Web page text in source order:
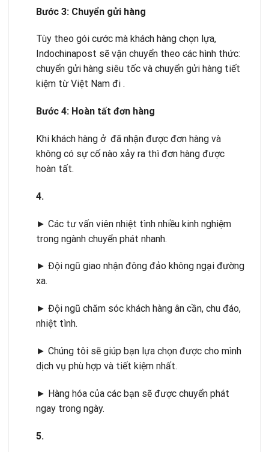
Bước 3: Chuyển gửi hàng
Tùy theo gói cước mà khách hàng chọn lựa,
Indochinapost sẽ vận chuyển theo các hình thức:
chuyển gửi hàng siêu tốc và chuyển gửi hàng tiết
kiệm từ Việt Nam đi .
Bước 4: Hoàn tất đơn hàng
Khi khách hàng ở đã nhận được đơn hàng và
không có sự cố nào xảy ra thì đơn hàng được
hoàn tất.
4.
► Các tư vấn viên nhiệt tình nhiều kinh nghiệm
trong ngành chuyển phát nhanh.
► Đội ngũ giao nhận đông đảo không ngại đường
xa.
► Đội ngũ chăm sóc khách hàng ân cần, chu đáo,
nhiệt tình.
► Chúng tôi sẽ giúp bạn lựa chọn được cho mình
dịch vụ phù hợp và tiết kiệm nhất.
► Hàng hóa của các bạn sẽ được chuyển phát
ngay trong ngày.
5.